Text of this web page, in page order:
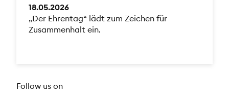
18.05.2026
„Der Ehrentag“ lädt zum Zeichen für
Zusammenhalt ein.
Follow us on